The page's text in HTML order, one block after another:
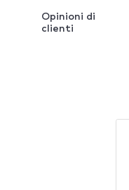
Opinioni di
clienti